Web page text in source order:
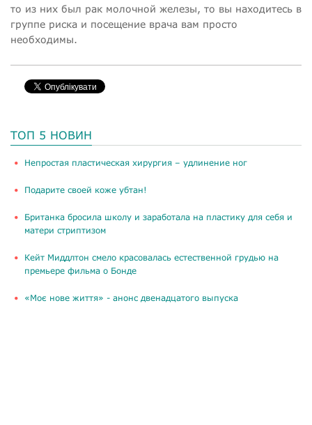
то из них был рак молочной железы, то вы находитесь в
группе риска и посещение врача вам просто
необходимы.
ТОП 5 НОВИН
​Непростая пластическая хирургия – удлинение ног
Подарите своей коже убтан!
Британка бросила школу и заработала на пластику для себя и
матери стриптизом
Кейт Миддлтон смело красовалась естественной грудью на
премьере фильма о Бонде
«Моє нове життя» - анонс двенадцатого выпуска